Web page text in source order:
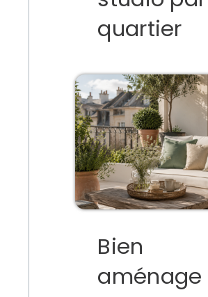
quartier
Bien
aménage